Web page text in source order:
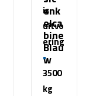
enk
elca
bine
Blau
w
ic
uitvo
ering
3500
kg